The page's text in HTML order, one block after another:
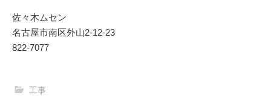
佐々木ムセン
名古屋市南区外山2‐12‐23
822-7077
工事